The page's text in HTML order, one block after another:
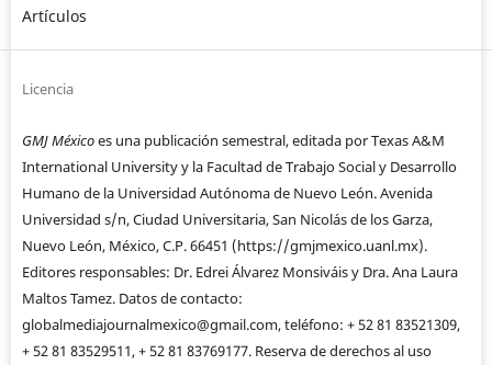
Artículos
Licencia
GMJ Méxicoes una publicación semestral, editada por Texas A&M
International University y la Facultad de Trabajo Social y Desarrollo
Humano de la Universidad Autónoma de Nuevo León. Avenida
Universidad s/n, Ciudad Universitaria, San Nicolás de los Garza,
Nuevo León, México, C.P. 66451 (https://gmjmexico.uanl.mx).
Editores responsables: Dr. Edrei Álvarez Monsiváis y Dra. Ana Laura
Maltos Tamez. Datos de contacto:
globalmediajournalmexico@gmail.com, teléfono: + 52 81 83521309,
+ 52 81 83529511, + 52 81 83769177. Reserva de derechos al uso